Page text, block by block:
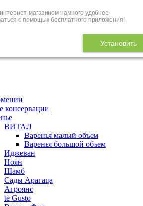
магазином намного удобнее
с помощью бесплатного приложения!
Установить
консервации
ВИТАЛ
Варенья малый объем
Варенья большой объем
Иджеван
Ноян
Шамб
Сады Арагаца
Агроянс
te Gusto